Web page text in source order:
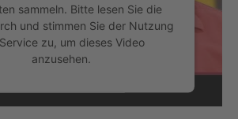
sammeln. Bitte lesen Sie die
und stimmen Sie der Nutzung
zu, um dieses Video
anzusehen.
Mehr Informationen